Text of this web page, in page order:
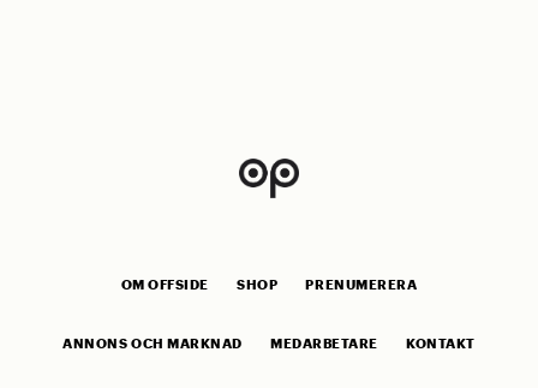
OM OFFSIDE SHOP PRENUMERERA
ANNONS OCH MARKNAD MEDARBETARE KONTAKT